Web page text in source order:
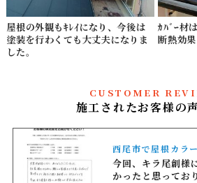
屋根の外観もｷﾚｲになり、今後は
塗装を行わくても大丈夫になりま
した。
ｶﾊﾞｰ材
断熱効果
CUSTOMER
施工されたお客様の
西尾市で屋根カラ
行いましたS様の声
今回、キラ尾創様
かったと思ってお